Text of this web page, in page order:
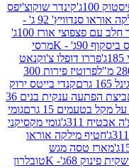
קינדר שוקוצ'יפס
מילקה אוראו סנדוויץ' 92 ג' -
מילקה שוקולד חלב עם פצפוצי אורז 100ג'
מרסי
צ'וקנאט
פרוטיז פירות 300
קנדי בייטס ירוק
ביצת הפתעה ענקית בנים 36
גרם
גומי
גומי מקסיקני
אוראו
מגש
טובלרון